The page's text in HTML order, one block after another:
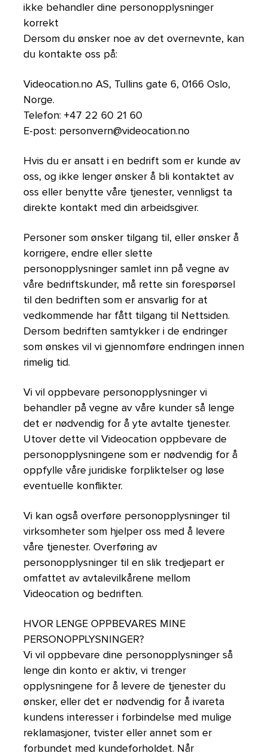
ikke behandler dine personopplysninger
korrekt
Dersom du ønsker noe av det overnevnte, kan
du kontakte oss på:
Videocation.no AS, Tullins gate 6, 0166 Oslo,
Norge.
Telefon: +47 22 60 21 60
E-post: personvern@videocation.no
Hvis du er ansatt i en bedrift som er kunde av
oss, og ikke lenger ønsker å bli kontaktet av
oss eller benytte våre tjenester, vennligst ta
direkte kontakt med din arbeidsgiver.
Personer som ønsker tilgang til, eller ønsker å
korrigere, endre eller slette
personopplysninger samlet inn på vegne av
våre bedriftskunder, må rette sin forespørsel
til den bedriften som er ansvarlig for at
vedkommende har fått tilgang til Nettsiden.
Dersom bedriften samtykker i de endringer
som ønskes vil vi gjennomføre endringen innen
rimelig tid.
Vi vil oppbevare personopplysninger vi
behandler på vegne av våre kunder så lenge
det er nødvendig for å yte avtalte tjenester.
Utover dette vil Videocation oppbevare de
personopplysningene som er nødvendig for å
oppfylle våre juridiske forpliktelser og løse
eventuelle konflikter.
Vi kan også overføre personopplysninger til
virksomheter som hjelper oss med å levere
våre tjenester. Overføring av
personopplysninger til en slik tredjepart er
omfattet av avtalevilkårene mellom
Videocation og bedriften.
HVOR LENGE OPPBEVARES MINE
PERSONOPPLYSNINGER?
Vi vil oppbevare dine personopplysninger så
lenge din konto er aktiv, vi trenger
opplysningene for å levere de tjenester du
ønsker, eller det er nødvendig for å ivareta
kundens interesser i forbindelse med mulige
reklamasjoner, tvister eller annet som er
forbundet med kundeforholdet. Når